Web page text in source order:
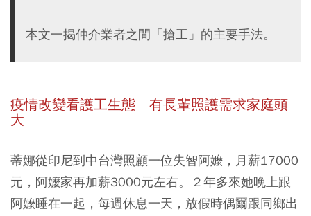
本文一揭仲介業者之間「搶工」的主要手法。
疫情改變看護工生態 有長輩照護需求家庭頭
大
蒂娜從印尼到中台灣照顧一位失智阿嬤，月薪17000
元，阿嬤家再加薪3000元左右。２年多來她晚上跟
阿嬤睡在一起，每週休息一天，放假時偶爾跟同鄉出